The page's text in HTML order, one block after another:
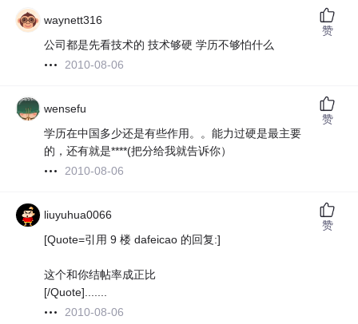
waynett316
公司都是先看技术的 技术够硬 学历不够怕什么
2010-08-06
赞
wensefu
学历在中国多少还是有些作用。。能力过硬是最主要
的，还有就是****(把分给我就告诉你）
2010-08-06
赞
liuyuhua0066
[Quote=引用 9 楼 dafeicao 的回复:]
这个和你结帖率成正比
[/Quote].......
2010-08-06
赞